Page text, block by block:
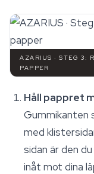
AZARIUS · STEG 3:
PAPPER
Håll pappret
Gummikanten
med
sidan är den
inåt mot dina